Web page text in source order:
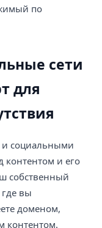
по
сети
для
и социальными
контентом и его
собственный
вы
доменом,
контентом.